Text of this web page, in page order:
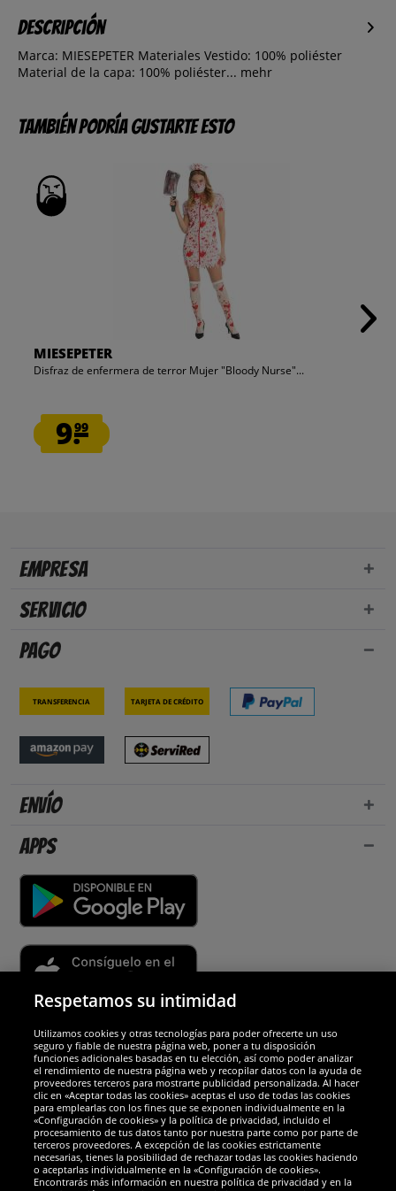
Descripción
Marca: MIESEPETER Materiales Vestido: 100% poliéster
Material de la capa: 100% poliéster... mehr
También podría gustarte esto
MIESEPETER
Disfraz de enfermera de terror Mujer "Bloody Nurse"...
9.99
Empresa
Servicio
Pago
Transferencia Tarjeta de crédito
Envío
Apps
Socios y seguridad
Galardones
Respetamos su intimidad
Utilizamos cookies y otras tecnologías para poder ofrecerte un uso
seguro y fiable de nuestra página web, poner a tu disposición
funciones adicionales basadas en tu elección, así como poder analizar
el rendimiento de nuestra página web y recopilar datos con la ayuda de
proveedores terceros para mostrarte publicidad personalizada. Al hacer
clic en «Aceptar todas las cookies» aceptas el uso de todas las cookies
para emplearlas con los fines que se exponen individualmente en la
«Configuración de cookies» y la política de privacidad, incluido el
procesamiento de tus datos tanto por nuestra parte como por parte de
terceros proveedores. A excepción de las cookies estrictamente
necesarias, tienes la posibilidad de rechazar todas las cookies haciendo
o aceptarlas individualmente en la «Configuración de cookies».
Encontrarás más información en nuestra política de privacidad y en la